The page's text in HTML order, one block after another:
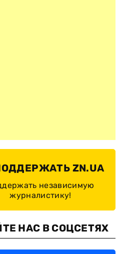
ZN.UA
независимую
журналистику!
НАС В СОЦСЕТЯХ